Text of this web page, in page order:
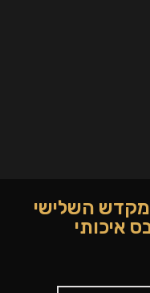
השלישי
איכותי